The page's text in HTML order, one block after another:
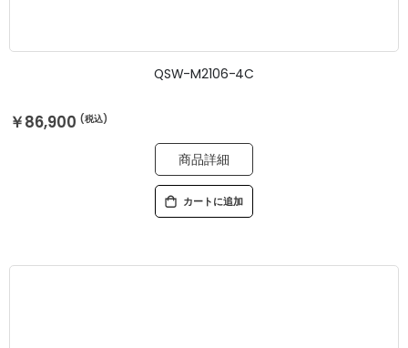
QSW-M2106-4C
￥86,900
商品詳細
カートに追加